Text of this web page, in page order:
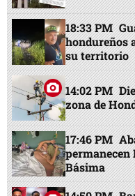
18:33 PM
hondureños
su territorio
14:02 PM
zona de
17:46 PM
permanecen
Básima